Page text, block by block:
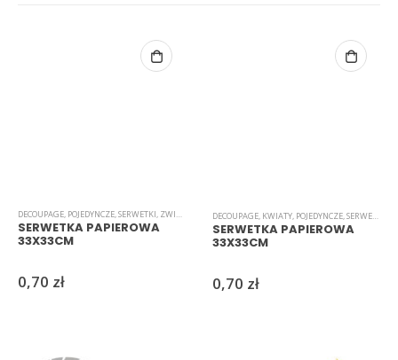
DECOUPAGE, POJEDYNCZE,SERWETKI, ZWIERZĘTA/NATURA
SERWETKA PAPIEROWA
33X33CM
0,70 zł
DECOUPAGE, KWIATY, POJEDYNCZE,SERWETKI
SERWETKA PAPIEROWA
33X33CM
0,70 zł